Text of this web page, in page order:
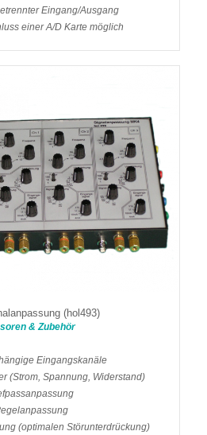
Eingang/Ausgang
einer A/D Karte möglich
(hol493)
& Zubehör
Eingangskanäle
(Strom, Spannung, Widerstand)
(optimalen Störunterdrückung)